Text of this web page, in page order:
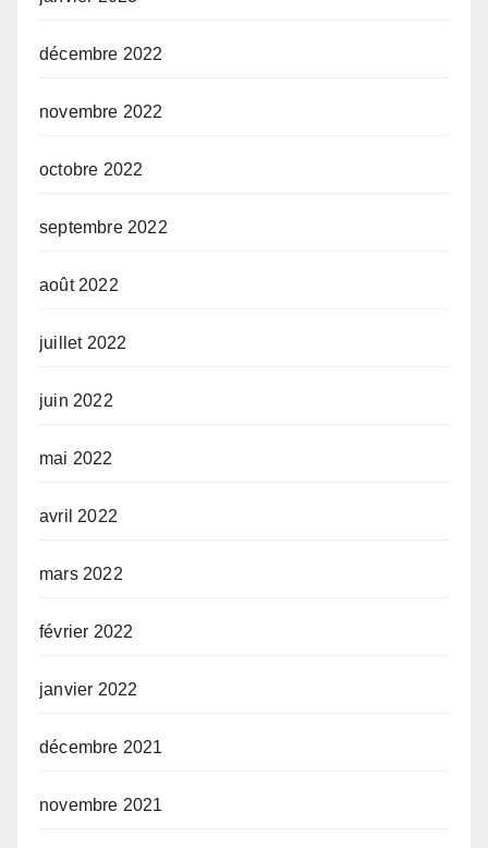
décembre 2022
novembre 2022
octobre 2022
septembre 2022
août 2022
juillet 2022
juin 2022
mai 2022
avril 2022
mars 2022
février 2022
janvier 2022
décembre 2021
novembre 2021